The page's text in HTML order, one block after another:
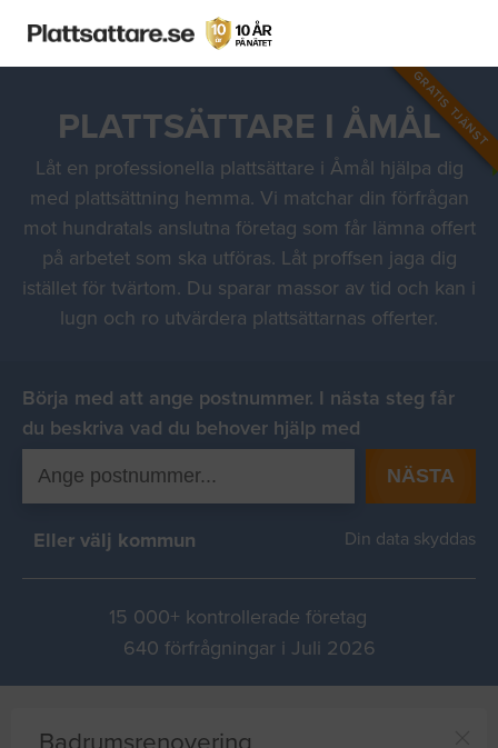
GRATIS TJÄNST
PLATTSÄTTARE I ÅMÅL
Låt en professionella plattsättare i Åmål hjälpa dig
med plattsättning hemma. Vi matchar din förfrågan
mot hundratals anslutna företag som får lämna offert
på arbetet som ska utföras. Låt proffsen jaga dig
istället för tvärtom. Du sparar massor av tid och kan i
lugn och ro utvärdera plattsättarnas offerter.
Börja med att ange postnummer. I nästa steg får
du beskriva vad du behover hjälp med
NÄSTA
Eller välj kommun Din data skyddas
15 000+ kontrollerade företag
640 förfrågningar i Juli 2026